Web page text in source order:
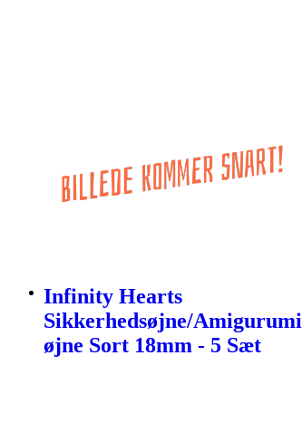
Infinity Hearts
Sikkerhedsøjne/Amigurumi
øjne Sort 18mm - 5 Sæt